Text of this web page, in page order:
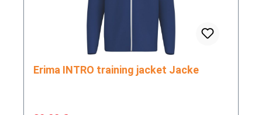
Erima INTRO training jacket Jacke